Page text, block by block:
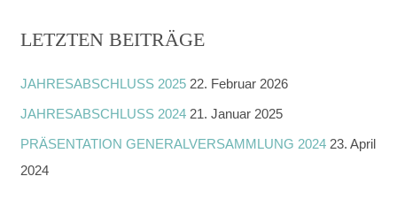
LETZTEN BEITRÄGE
JAHRESABSCHLUSS 2025 22. Februar 2026
JAHRESABSCHLUSS 2024 21. Januar 2025
PRÄSENTATION GENERALVERSAMMLUNG 2024 23. April
2024